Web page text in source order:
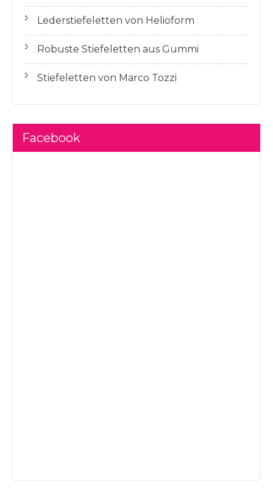
Lederstiefeletten von Helioform
Robuste Stiefeletten aus Gummi
Stiefeletten von Marco Tozzi
Facebook